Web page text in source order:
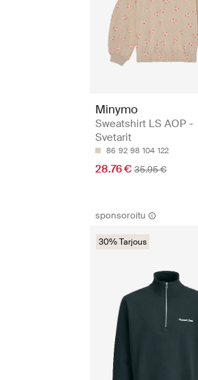
Minymo
Sweatshirt LS AOP -
Svetarit
86 92 98 104 122
28.76 € 35.95 €
sponsoroitu
30% Tarjous